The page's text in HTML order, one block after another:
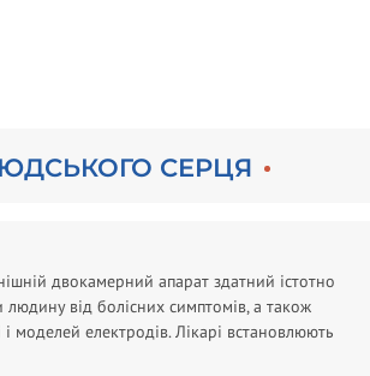
СЕРЦЯ
двокамерний апарат здатний істотно
від болісних симптомів, а також
моделей електродів. Лікарі встановлюють